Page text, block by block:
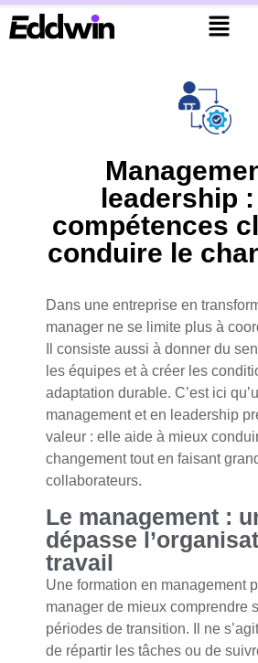
leadership
compétences
conduire le
Dans une entreprise en
manager ne se limite plus à
Il consiste aussi à donner du
les équipes et à créer les
adaptation durable. C’est ici
management et en leadership
valeur : elle aide à mieux
changement tout en faisant
collaborateurs.
Le management :
dépasse
travail
Une formation en management
manager de mieux comprendre
périodes de transition. Il ne
de répartir les tâches ou de